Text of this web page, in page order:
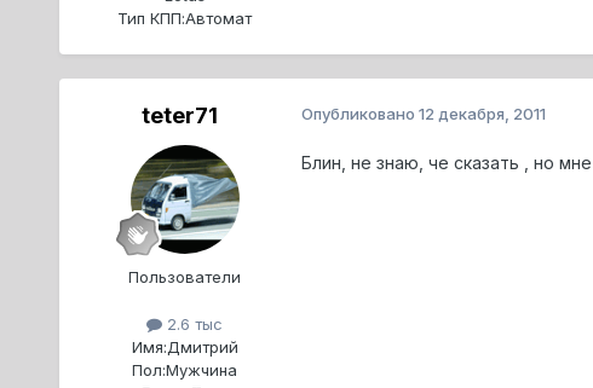
Тип КПП:Автомат
teter71
Пользователи
2.6 тыс
Имя:Дмитрий
Пол:Мужчина
Опубликовано 12 декабря, 2011
Блин, не знаю, че сказать , но